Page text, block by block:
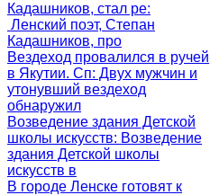
Кадашников, стал ре:
Ленский поэт, Степан
Кадашников, про
Вездеход провалился в ручей
в Якутии. Сп: Двух мужчин и
утонувший вездеход
обнаружил
Возведение здания Детской
школы искусств: Возведение
здания Детской школы
искусств в
В городе Ленске готовят к